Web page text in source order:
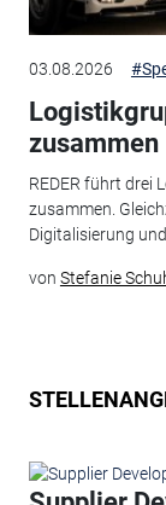
03.08.2026
zusammen
REDER führt drei
zusammen.
Digitalisierung
von Stefanie